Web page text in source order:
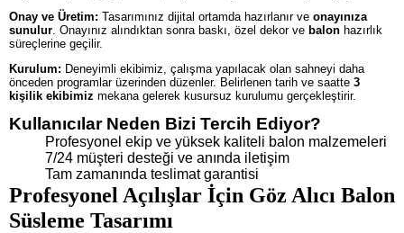
Onay ve Üretim: Tasarımınız dijital ortamda hazırlanır ve onayınıza
sunulur. Onayınız alındıktan sonra baskı, özel dekor ve balon hazırlık
süreçlerine geçilir.
Kurulum: Deneyimli ekibimiz, çalışma yapılacak olan sahneyi daha
önceden programlar üzerinden düzenler. Belirlenen tarih ve saatte 3
kişilik ekibimiz mekana gelerek kusursuz kurulumu gerçekleştirir.
Kullanıcılar Neden Bizi Tercih Ediyor?
Profesyonel ekip ve yüksek kaliteli balon malzemeleri
7/24 müşteri desteği ve anında iletişim
Tam zamanında teslimat garantisi
Profesyonel Açılışlar İçin Göz Alıcı Balon
Süsleme Tasarımı